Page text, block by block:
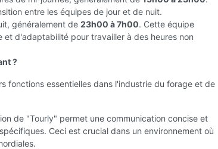
entre les équipes de jour et de nuit.
généralement de 23h00 à 7h00. Cette équipe
et d'adaptabilité pour travailler à des heures non
?
fonctions essentielles dans l'industrie du forage et de
de "Tourly" permet une communication concise et
Ceci est crucial dans un environnement où